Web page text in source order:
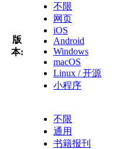
版
本:
不限
网页
iOS
Android
Windows
macOS
Linux / 开源
小程序
不限
通用
书籍报刊